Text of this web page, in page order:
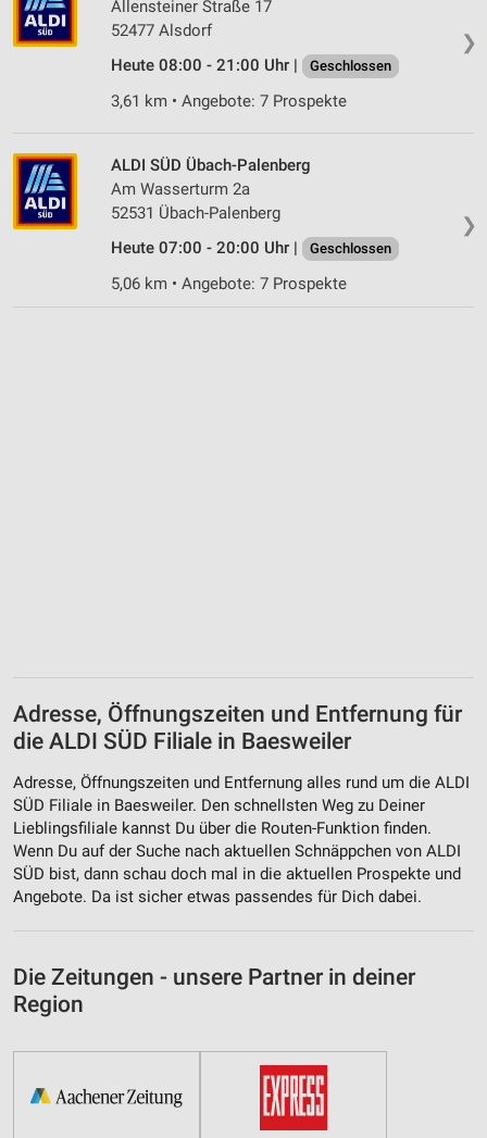
❯
Allensteiner Straße 17
52477 Alsdorf
Heute 08:00 - 21:00 Uhr |
Geschlossen
3,61 km • Angebote: 7 Prospekte
❯
ALDI SÜD Übach-Palenberg
Am Wasserturm 2a
52531 Übach-Palenberg
Heute 07:00 - 20:00 Uhr |
Geschlossen
5,06 km • Angebote: 7 Prospekte
Adresse, Öffnungszeiten und Entfernung für
die ALDI SÜD Filiale in Baesweiler
Adresse, Öffnungszeiten und Entfernung alles rund um die ALDI
SÜD Filiale in Baesweiler. Den schnellsten Weg zu Deiner
Lieblingsfiliale kannst Du über die Routen-Funktion finden.
Wenn Du auf der Suche nach aktuellen Schnäppchen von ALDI
SÜD bist, dann schau doch mal in die aktuellen Prospekte und
Angebote. Da ist sicher etwas passendes für Dich dabei.
Die Zeitungen - unsere Partner in deiner
Region